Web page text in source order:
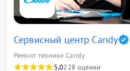
Сервисный центр Candy
Ремонт техники Candy
5,0228 оценки